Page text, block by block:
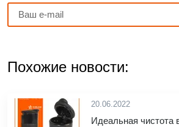
Похожие новости:
20.06.2022
Идеальная чистота